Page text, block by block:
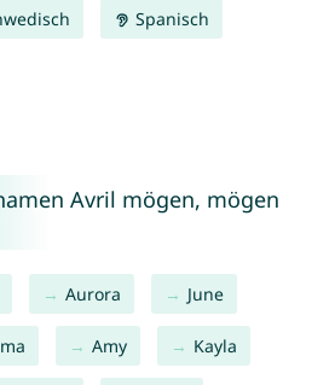
Spanisch
Avril mögen, mögen
Aurora June
Amy Kayla